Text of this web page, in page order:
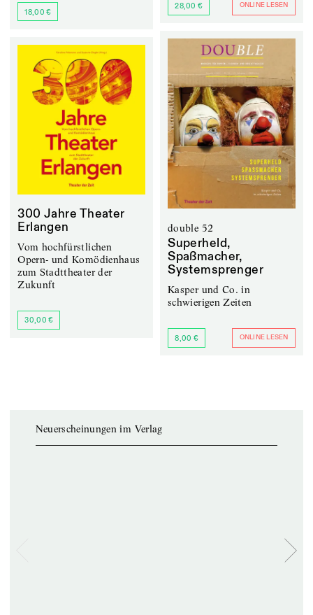
28,00 € ONLINE LESEN
18,00 €
double 52
Superheld,
Spaßmacher,
Systemsprenger
Kasper und Co. in
schwierigen Zeiten
8,00 € ONLINE LESEN
300 Jahre Theater
Erlangen
Vom hochfürstlichen
Opern- und Komödienhaus
zum Stadttheater der
Zukunft
30,00 €
Neuerscheinungen im Verlag